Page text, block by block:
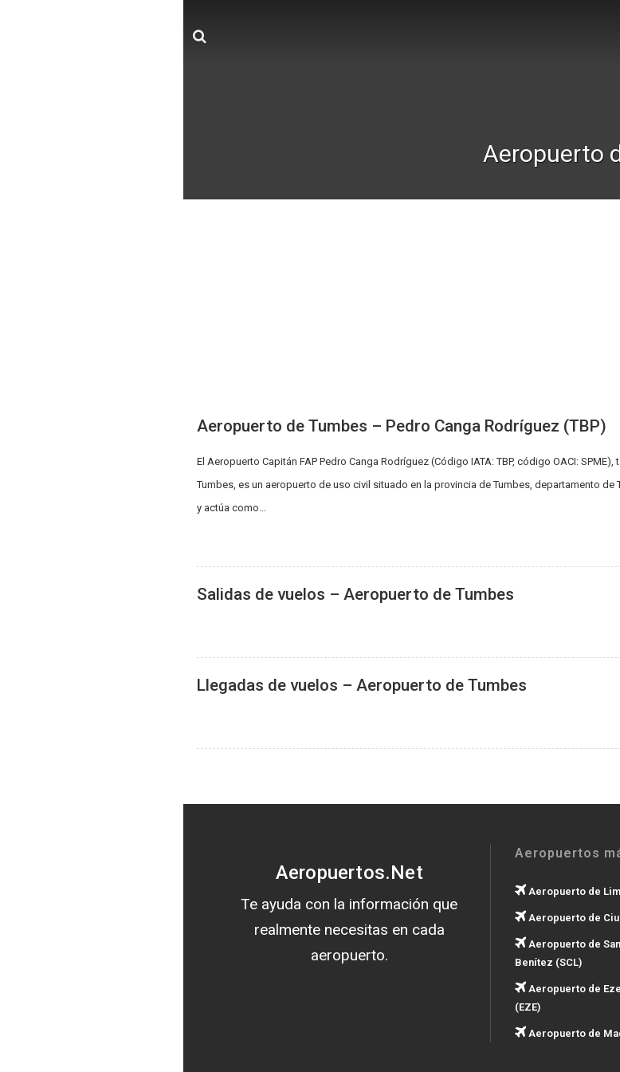
Aeropuerto
Aeropuerto de Tumbes – Pedro Canga Rodríguez (TBP)
El Aeropuerto Capitán FAP Pedro Canga Rodríguez (Código IATA: TBP, código OACI:
Tumbes, es un aeropuerto de uso civil situado en la provincia de Tumbes, departamento de
y actúa como…
Salidas de vuelos – Aeropuerto de Tumbes
Llegadas de vuelos – Aeropuerto de Tumbes
Aeropuertos.Net
Te ayuda con la información que
realmente necesitas en cada
aeropuerto.
Aeropuertos
Aeropuerto de
Aeropuerto de
Aeropuerto de
Benítez (SCL)
Aeropuerto de
(EZE)
Aeropuerto de